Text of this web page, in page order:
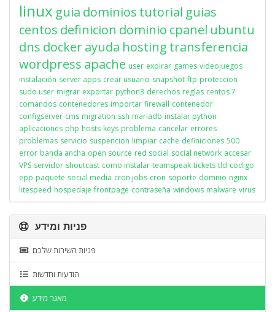
linux guia dominios tutorial guias
centos definicion dominio cpanel ubuntu
dns dockerayuda hosting transferencia
wordpress apache user expirar games videojuegos
instalación server apps crear usuario snapshot ftp proteccion
sudo user migrar exportar python3 derechos reglas centos 7
comandos contenedores importar firewall contenedor
configserver cms migration ssh mariadb instalar python
aplicaciones php hosts keys problema cancelar errores
problemas servicio suspencion limpiar cache definiciones 500
error banda ancha open source red social social network accesar
VPS servidor shoutcast como instalar teamspeak tickets tld codigo
epp paquete social media cron jobs cron soporte domnio nginx
litespeed hospedaje frontpage contraseña windows malware virus
פניות ומידע
פניות השירות שלכם
הודעות וחדשות
מאגר מידע